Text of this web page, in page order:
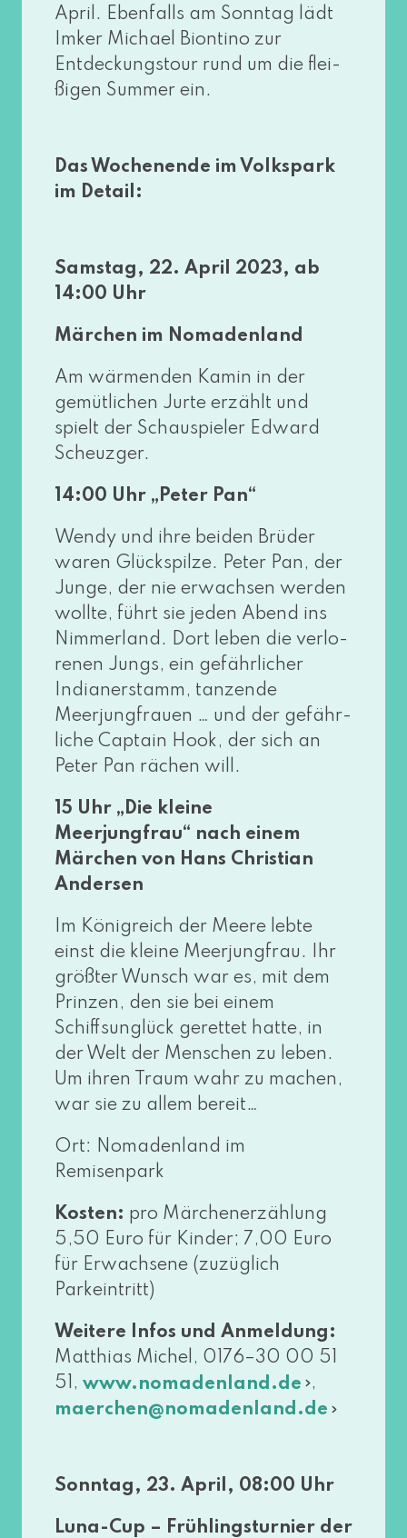
April. Ebenfalls am Sonntag lädt
Imker Michael Biontino zur
Entdeckungstour rund um die flei­
ßi­gen Summer ein.
Das Wochenende im Volkspark
im Detail:
Samstag, 22. April 2023, ab
14:00 Uhr
Märchen im Nomadenland
Am wär­men­den Kamin in der
gemüt­li­chen Jurte erzählt und
spielt der Schauspieler Edward
Scheuzger.
14:00 Uhr „Peter Pan“
Wendy und ihre bei­den Brüder
waren Glückspilze. Peter Pan, der
Junge, der nie erwach­sen wer­den
woll­te, führt sie jeden Abend ins
Nimmerland. Dort leben die ver­lo­
re­nen Jungs, ein gefähr­li­cher
Indianerstamm, tan­zen­de
Meerjungfrauen … und der gefähr­
li­che Captain Hook, der sich an
Peter Pan rächen will.
15 Uhr „Die klei­ne
Meerjungfrau“ nach einem
Märchen von Hans Christian
Andersen
Im Königreich der Meere leb­te
einst die klei­ne Meerjungfrau. Ihr
größ­ter Wunsch war es, mit dem
Prinzen, den sie bei einem
Schiffsunglück geret­tet hat­te, in
der Welt der Menschen zu leben.
Um ihren Traum wahr zu machen,
war sie zu allem bereit…
Ort: Nomadenland im
Remisenpark
Kosten: pro Märchenerzählung
5,50 Euro für Kinder; 7,00 Euro
für Erwachsene (zuzüg­lich
Parkeintritt)
Weitere Infos und Anmeldung:
Matthias Michel, 0176–30 00 51
51, www​.noma​den​land​.de ,
maerchen@​nomadenland.​de
Sonntag, 23. April, 08:00 Uhr
Luna-Cup – Frühlingsturnier der